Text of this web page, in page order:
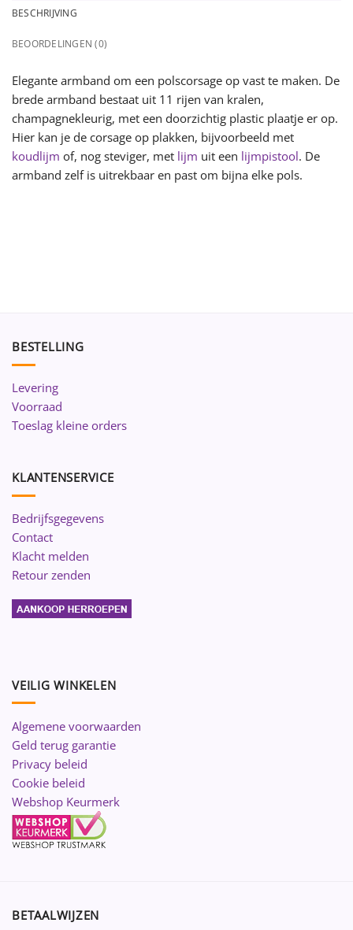
BESCHRIJVING
BEOORDELINGEN (0)
Elegante armband om een polscorsage op vast te maken. De
brede armband bestaat uit 11 rijen van kralen,
champagnekleurig, met een doorzichtig plastic plaatje er op.
Hier kan je de corsage op plakken, bijvoorbeeld met
koudlijm of, nog steviger, met lijm uit een lijmpistool. De
armband zelf is uitrekbaar en past om bijna elke pols.
BESTELLING
Levering
Voorraad
Toeslag kleine orders
KLANTENSERVICE
Bedrijfsgegevens
Contact
Klacht melden
Retour zenden
VEILIG WINKELEN
Algemene voorwaarden
Geld terug garantie
Privacy beleid
Cookie beleid
Webshop Keurmerk
BETAALWIJZEN